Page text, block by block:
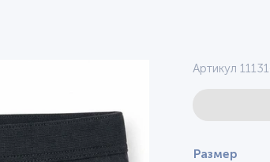
Артикул
Размер